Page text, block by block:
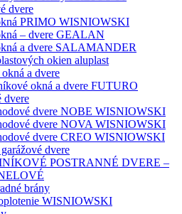
dvere
PRIMO WISNIOWSKI
– dvere GEALAN
a dvere SALAMANDER
okien aluplast
a dvere
okná a dvere FUTURO
dvere
dvere NOBE WISNIOWSKI
dvere NOVA WISNIOWSKI
dvere CREO WISNIOWSKI
dvere
POSTRANNÉ DVERE –
brány
WISNIOWSKI